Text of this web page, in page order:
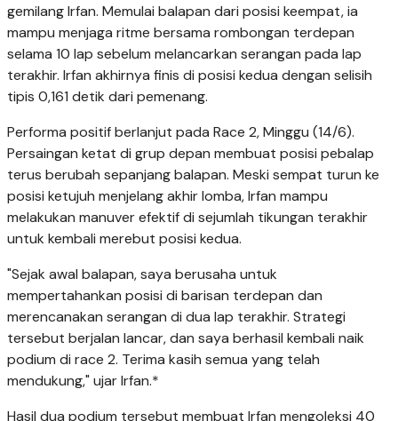
gemilang Irfan. Memulai balapan dari posisi keempat, ia
mampu menjaga ritme bersama rombongan terdepan
selama 10 lap sebelum melancarkan serangan pada lap
terakhir. Irfan akhirnya finis di posisi kedua dengan selisih
tipis 0,161 detik dari pemenang.
Performa positif berlanjut pada Race 2, Minggu (14/6).
Persaingan ketat di grup depan membuat posisi pebalap
terus berubah sepanjang balapan. Meski sempat turun ke
posisi ketujuh menjelang akhir lomba, Irfan mampu
melakukan manuver efektif di sejumlah tikungan terakhir
untuk kembali merebut posisi kedua.
"Sejak awal balapan, saya berusaha untuk
mempertahankan posisi di barisan terdepan dan
merencanakan serangan di dua lap terakhir. Strategi
tersebut berjalan lancar, dan saya berhasil kembali naik
podium di race 2. Terima kasih semua yang telah
mendukung," ujar Irfan.*
Hasil dua podium tersebut membuat Irfan mengoleksi 40